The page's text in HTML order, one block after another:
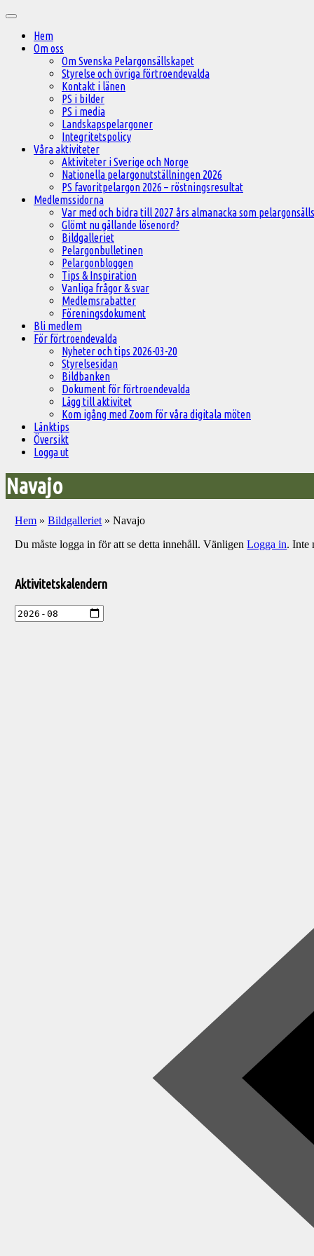
innehåll
Huvudmeny
Hem
Om oss
Om Svenska Pelargonsällskapet
Styrelse och övriga förtroendevalda
Kontakt i länen
PS i bilder
PS i media
Landskapspelargoner
Integritetspolicy
Våra aktiviteter
Aktiviteter i Sverige och Norge
Nationella pelargonutställningen 2026
PS favoritpelargon 2026 – röstningsresultat
Medlemssidorna
Var med och bidra till 2027 års almanacka som
Glömt nu gällande lösenord?
Bildgalleriet
Pelargonbulletinen
Pelargonbloggen
Tips & Inspiration
Vanliga frågor & svar
Medlemsrabatter
Föreningsdokument
Bli medlem
För förtroendevalda
Nyheter och tips 2026-03-20
Styrelsesidan
Bildbanken
Dokument för förtroendevalda
Lägg till aktivitet
Kom igång med Zoom för våra digitala möten
Länktips
Översikt
Logga ut
Navajo
Hem »Bildgalleriet »Navajo
Du måste logga in för att se detta innehåll. VänligenLogga in. Inte
till
aktiviteter
Aktivitetskalendern